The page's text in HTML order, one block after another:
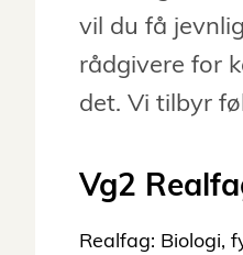
vil du få
rådgivere for
det. Vi tilbyr
Vg2
Realfag: Biologi,